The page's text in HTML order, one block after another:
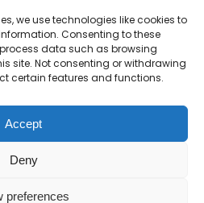
we use technologies like cookies to
Consenting to these
data such as browsing
site. Not consenting or withdrawing
certain features and functions.
Accept
Deny
preferences